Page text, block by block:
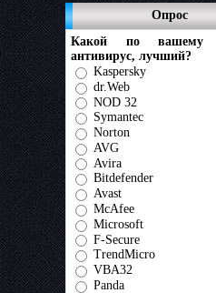
Опрос
Какой по вашему
антивирус, лучший?
Kaspersky
dr.Web
NOD 32
Symantec
Norton
AVG
Avira
Bitdefender
Avast
McAfee
Microsoft
F-Secure
TrendMicro
VBA32
Panda